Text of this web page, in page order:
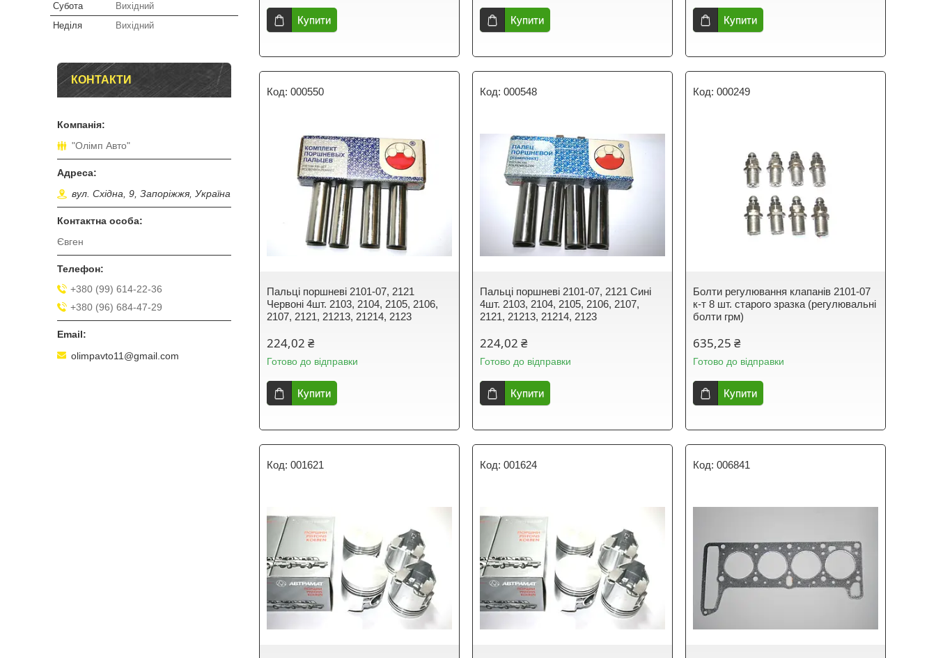
Купити Купити Купити
000550
Пальці поршневі 2101-07, 2121
Червоні 4шт. 2103, 2104, 2105, 2106,
2107, 2121, 21213, 21214, 2123
224,02 ₴
Готово до відправки
Купити
000548
Пальці поршневі 2101-07, 2121 Сині
4шт. 2103, 2104, 2105, 2106, 2107,
2121, 21213, 21214, 2123
224,02 ₴
Готово до відправки
Купити
000249
Болти регулювання клапанів 2101-07
к-т 8 шт. старого зразка (регулювальні
болти грм)
635,25 ₴
Готово до відправки
Купити
001621 001624 006841
Субота
Вихідний
Неділя
Вихідний
КОНТАКТИ
"Олімп Авто"
вул. Східна, 9, Запоріжжя, Україна
Євген
+380 (99) 614-22-36
+380 (96) 684-47-29
olimpavto11@gmail.com